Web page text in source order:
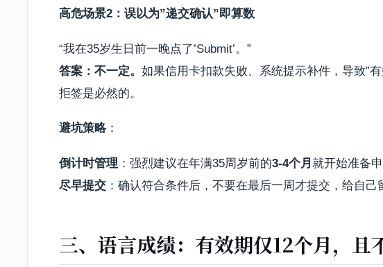
高危场景2：误以为”递交确认”即算数
“我在35岁生日前一晚点了’Submit’。”
答案：不一定。 如果信用卡扣款失败、系统提示补件，导致”
拒签是必然的。
避坑策略：
倒计时管理 ：强烈建议在年满35周岁前的3-4个月 就开始准备申
尽早提交 ：确认符合条件后，不要在最后一周才提交，给自己
三、语言成绩：有效期仅12个月，